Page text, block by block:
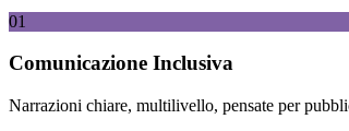
01
Comunicazione Inclusiva
Narrazioni chiare, multilivello, pensate per